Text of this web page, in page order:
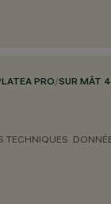
PRO/SUR MÂT
TECHNIQUES